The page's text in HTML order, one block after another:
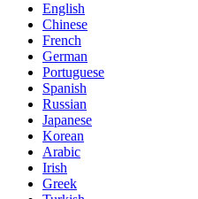
English
Chinese
French
German
Portuguese
Spanish
Russian
Japanese
Korean
Arabic
Irish
Greek